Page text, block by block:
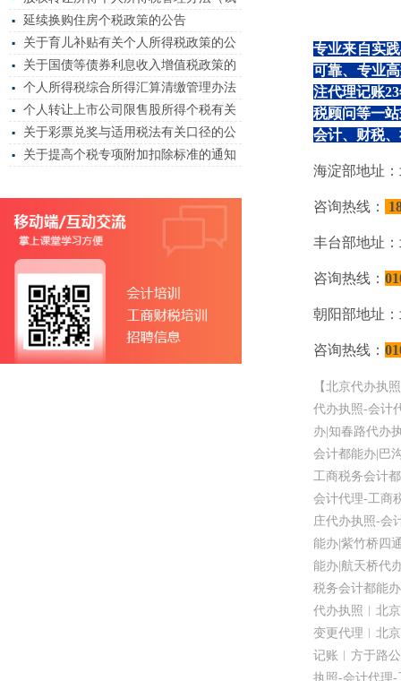
▪ 延续换购住房个税政策的公告
▪ 关于育儿补贴有关个人所得税政策的公
▪ 关于国债等债券利息收入增值税政策的
▪ 个人所得税综合所得汇算清缴管理办法
▪ 个人转让上市公司限售股所得个税有关
▪ 关于彩票兑奖与适用税法有关口径的公
▪ 关于提高个税专项附加扣除标准的通知
专业来自实
可靠、专业
注代理记账23
税顾问等一
会计、财税
海淀部地址
咨询热线：
丰台部地址
咨询热线：
朝阳部地址
咨询热线：
【北京代办执照
代办执照-会计
办 知春路代办
会计都能办 巴
工商税务会计
会计代理-工商
庄代办执照-会
能办 紫竹桥四
能办 航天桥代
税务会计都能办
代办执照︱北
变更代理︱北
记账︱方于路
执照-会计代理-